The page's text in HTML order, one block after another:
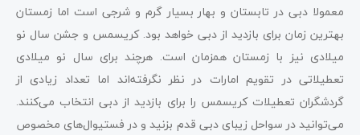
معمولا دبی در تابستان و بهار بسیار گرم و شرجی است اما زمستان
بهترین زمان برای بازدید از دبی خواهد بود. کریسمس و جشن سال نو
میلادی نیز با زمستان همزمان است. هرچند برای سال نو میلادی
تعطیلاتی در تقویم امارات در نظر نگرفته‌اند اما تعداد زیادی از
گردشگران تعطیلات کریسمس را برای بازدید از دبی انتخاب می‌کنند.
می‌توانید در سواحل زیبای دبی قدم بزنید و در فستیوال‌های مخصوص